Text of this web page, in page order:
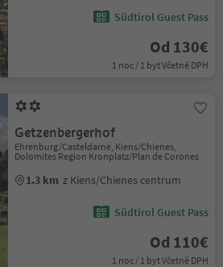
Südtirol Guest Pass
Od 130€
1 noc / 1 byt Včetně DPH
Getzenbergerhof
Ehrenburg/Casteldarne, Kiens/Chienes,
Dolomites Region Kronplatz/Plan de Corones
1.3 km z Kiens/Chienes centrum
Südtirol Guest Pass
Od 110€
1 noc / 1 byt Včetně DPH